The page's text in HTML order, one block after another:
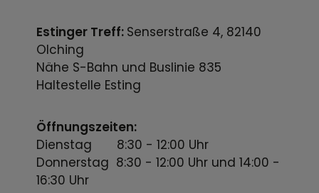
Estinger Treff: Senserstraße 4, 82140
Olching
Nähe S-Bahn und Buslinie 835
Haltestelle Esting
Öffnungszeiten:
Dienstag 8:30 - 12:00 Uhr
Donnerstag 8:30 - 12:00 Uhr und 14:00 -
16:30 Uhr